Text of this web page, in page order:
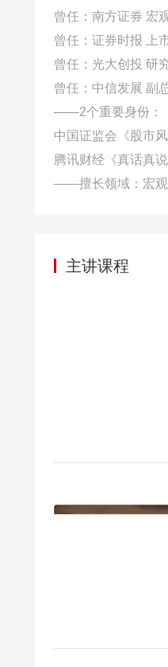
曾任：南方证券 宏
曾任：证券时报 上
曾任：光大创投 研
曾任：中信发展 副
——2个重要身份：
中国证监会《股市
腾讯财经《真话真
——擅长领域：宏观
主讲课程